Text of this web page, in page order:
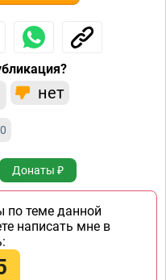
нет
Донаты ₽
по теме данной
написать мне в